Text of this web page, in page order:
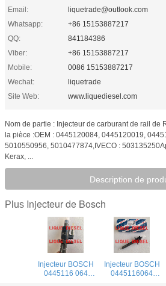
Email:
liquetrade@outlook.com
Whatsapp:
+86 15153887217
QQ:
841184386
Viber:
+86 15153887217
Mobile:
0086 15153887217
Wechat:
liquetrade
Site Web:
www.liquediesel.com
Nom de partie : Injecteur de carburant de rail de
la pièce :OEM : 0445120084, 0445120019,
5010550956, 5010477874,IVECO :
Kerax, ...
Description de
Plus Injecteur de Bosch
Injecteur BOSCH
0445116 064
Injecteur BOSCH
0445116064